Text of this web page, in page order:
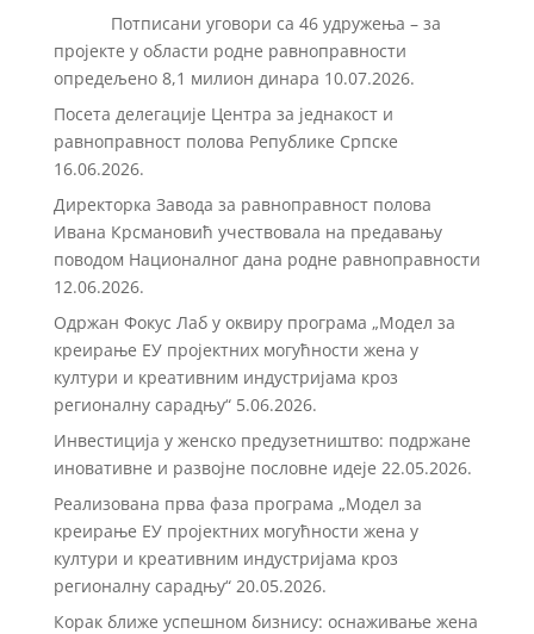
Потписани уговори са 46 удружења – за
пројекте у области родне равноправности
опредељено 8,1 милион динара 10.07.2026.
Посета делегације Центра за једнакост и
равноправност полова Републике Српске
16.06.2026.
Директорка Завода за равноправност полова
Ивана Крсмановић учествовала на предавању
поводом Националног дана родне равноправности
12.06.2026.
Одржан Фокус Лаб у оквиру програма „Модел за
креирање ЕУ пројектних могућности жена у
култури и креативним индустријама кроз
регионалну сарадњу“ 5.06.2026.
Инвестиција у женско предузетништво: подржане
иновативне и развојне пословне идеје 22.05.2026.
Реализована прва фаза програма „Модел за
креирање ЕУ пројектних могућности жена у
култури и креативним индустријама кроз
регионалну сарадњу“ 20.05.2026.
Корак ближе успешном бизнису: оснаживање жена